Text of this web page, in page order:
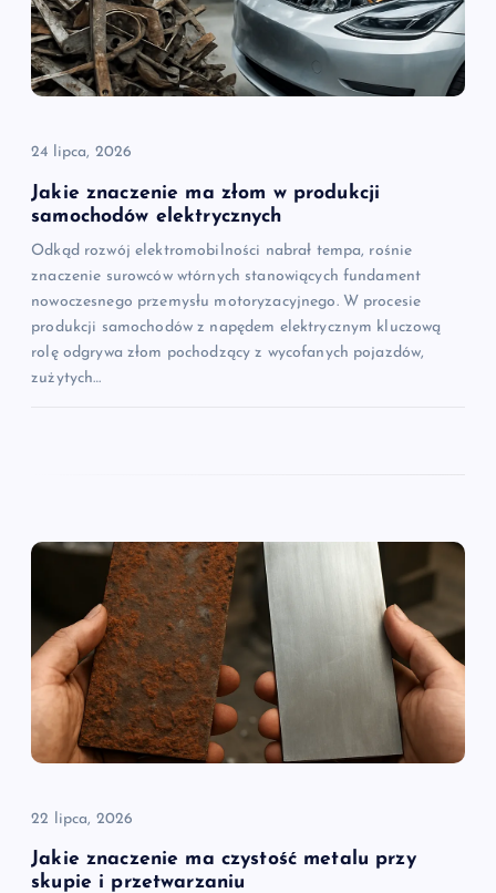
24 lipca, 2026
Jakie znaczenie ma złom w produkcji
samochodów elektrycznych
Odkąd rozwój elektromobilności nabrał tempa, rośnie
znaczenie surowców wtórnych stanowiących fundament
nowoczesnego przemysłu motoryzacyjnego. W procesie
produkcji samochodów z napędem elektrycznym kluczową
rolę odgrywa złom pochodzący z wycofanych pojazdów,
zużytych…
22 lipca, 2026
Jakie znaczenie ma czystość metalu przy
skupie i przetwarzaniu